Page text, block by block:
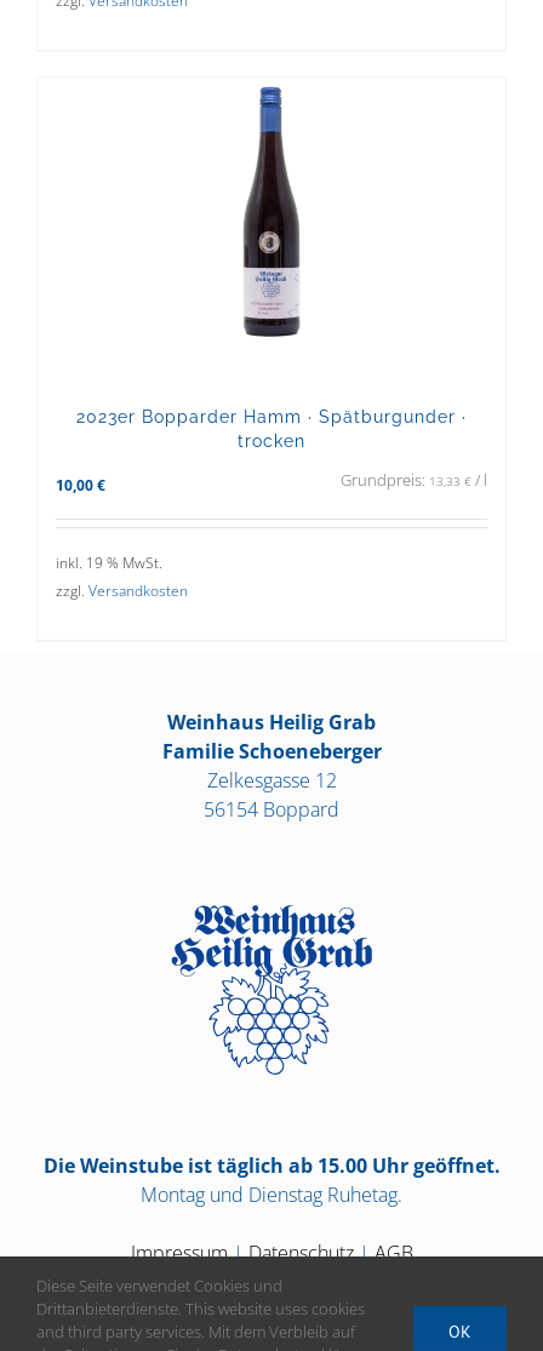
2023er Bopparder Hamm · Spätburgunder ·
trocken
10,00 € Grundpreis: 13,33 € / l
inkl. 19 % MwSt.
zzgl. Versandkosten
Weinhaus Heilig Grab
Familie Schoeneberger
Zelkesgasse 12
56154 Boppard
Die Weinstube ist täglich ab 15.00 Uhr geöffnet.
Montag und Dienstag Ruhetag.
Impressum|Datenschutz|AGB
Diese Seite verwendet Cookies und
Drittanbieterdienste. This website uses cookies
and third party services. Mit dem Verbleib auf
OK